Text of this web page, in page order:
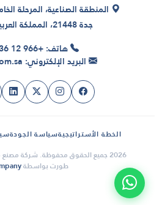
المنطقة الصناعية، المرحلة
جدة 21448، المملكة العربية السعودية
هاتف: +966 12 636-9088
البريد الإلكتروني: info@msp.com.sa
الخطة الأستراتيجيةسياسة الجودة
2026 جميع الحقوق محفوظة. شركة مصنع متولي للمنتجات الفولاذية
طورت بواسطة